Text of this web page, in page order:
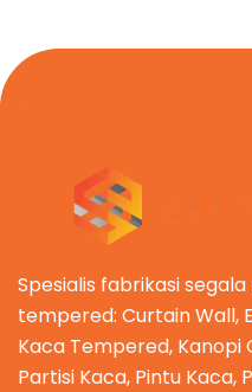
Spesialis fabrikasi
tempered: Curtain Wall,
Kaca Tempered, Kanopi
Partisi Kaca, Pintu Kaca,